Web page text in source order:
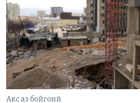
Акс аз бойгонӣ